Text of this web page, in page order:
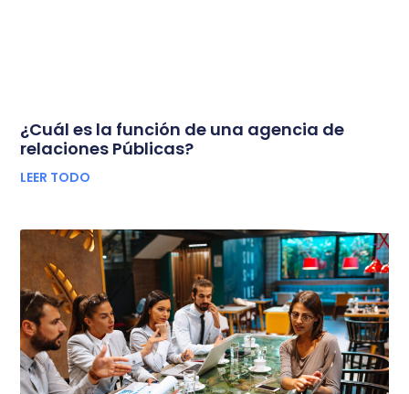
¿Cuál es la función de una agencia de
relaciones Públicas?
LEER TODO